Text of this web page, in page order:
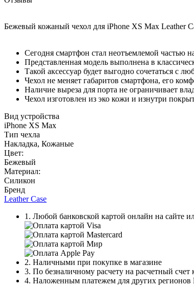
Бежевый кожаный чехол для iPhone XS Max Leather
Сегодня смартфон стал неотъемлемой частью
Представленная модель выполнена в
Такой аксессуар будет выгодно сочетаться с
Чехол не меняет габаритов смартфона, его
Наличие выреза для порта не ограничивает
Чехол изготовлен из эко кожи и изнутри
Вид устройства
iPhone XS Max
Тип чехла
Накладка, Кожаные
Цвет:
Бежевый
Материал:
Силикон
Бренд
Leather Case
1. Любой банковской картой онлайн на сайте
2. Наличными при покупке в магазине
3. По безналичному расчету на расчетный
4. Наложенным платежем для других регионов